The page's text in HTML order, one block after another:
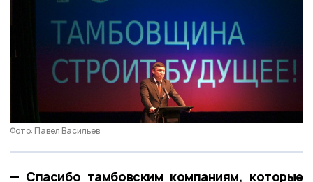
Фото: Павел Васильев
— Спасибо тамбовским компаниям, которые